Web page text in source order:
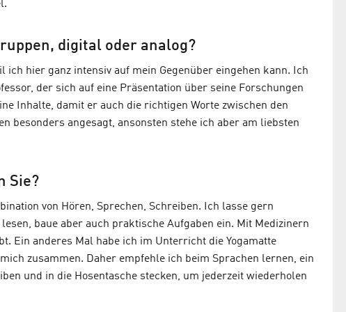
digital oder analog?
hier ganz intensiv auf mein Gegenüber eingehen kann. Ich
der sich auf eine Präsentation über seine Forschungen
Inhalte, damit er auch die richtigen Worte zwischen den
besonders angesagt, ansonsten stehe ich aber am liebsten
Sie?
von Hören, Sprechen, Schreiben. Ich lasse gern
baue aber auch praktische Aufgaben ein. Mit Medizinern
Ein anderes Mal habe ich im Unterricht die Yogamatte
zusammen. Daher empfehle ich beim Sprachen lernen, ein
und in die Hosentasche stecken, um jederzeit wiederholen